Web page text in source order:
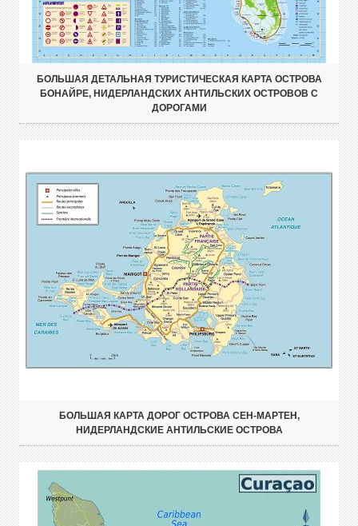
БОЛЬШАЯ ДЕТАЛЬНАЯ ТУРИСТИЧЕСКАЯ КАРТА ОСТРОВА
БОНАЙРЕ, НИДЕРЛАНДСКИХ АНТИЛЬСКИХ ОСТРОВОВ С
ДОРОГАМИ
БОЛЬШАЯ КАРТА ДОРОГ ОСТРОВА СЕН-МАРТЕН,
НИДЕРЛАНДСКИЕ АНТИЛЬСКИЕ ОСТРОВА